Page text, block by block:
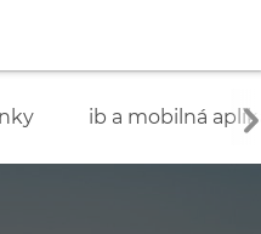
ib a mobilná